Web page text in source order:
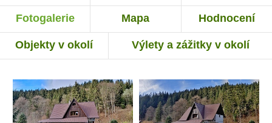
Fotogalerie Mapa Hodnocení
Objekty v okolí Výlety a zážitky v okolí